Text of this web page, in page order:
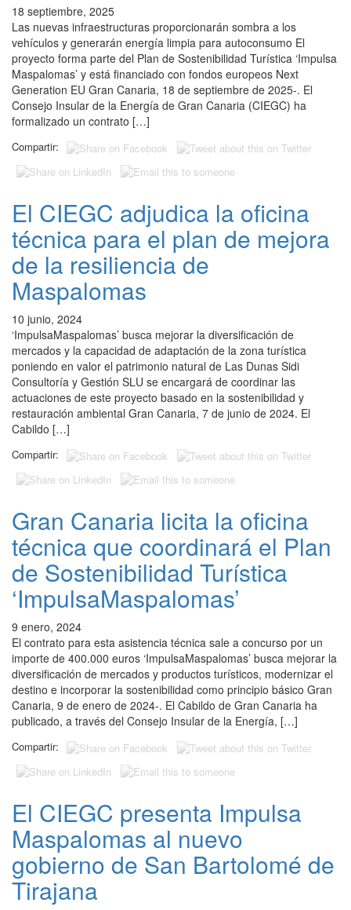
18 septiembre, 2025
Las nuevas infraestructuras proporcionarán sombra a los
vehículos y generarán energía limpia para autoconsumo El
proyecto forma parte del Plan de Sostenibilidad Turística ‘Impulsa
Maspalomas’ y está financiado con fondos europeos Next
Generation EU Gran Canaria, 18 de septiembre de 2025-. El
Consejo Insular de la Energía de Gran Canaria (CIEGC) ha
formalizado un contrato […]
Compartir:
El CIEGC adjudica la oficina
técnica para el plan de mejora
de la resiliencia de
Maspalomas
10 junio, 2024
‘ImpulsaMaspalomas’ busca mejorar la diversificación de
mercados y la capacidad de adaptación de la zona turística
poniendo en valor el patrimonio natural de Las Dunas Sidi
Consultoría y Gestión SLU se encargará de coordinar las
actuaciones de este proyecto basado en la sostenibilidad y
restauración ambiental Gran Canaria, 7 de junio de 2024. El
Cabildo […]
Compartir:
Gran Canaria licita la oficina
técnica que coordinará el Plan
de Sostenibilidad Turística
‘ImpulsaMaspalomas’
9 enero, 2024
El contrato para esta asistencia técnica sale a concurso por un
importe de 400.000 euros ‘ImpulsaMaspalomas’ busca mejorar la
diversificación de mercados y productos turísticos, modernizar el
destino e incorporar la sostenibilidad como principio básico Gran
Canaria, 9 de enero de 2024-. El Cabildo de Gran Canaria ha
publicado, a través del Consejo Insular de la Energía, […]
Compartir:
El CIEGC presenta Impulsa
Maspalomas al nuevo
gobierno de San Bartolomé de
Tirajana